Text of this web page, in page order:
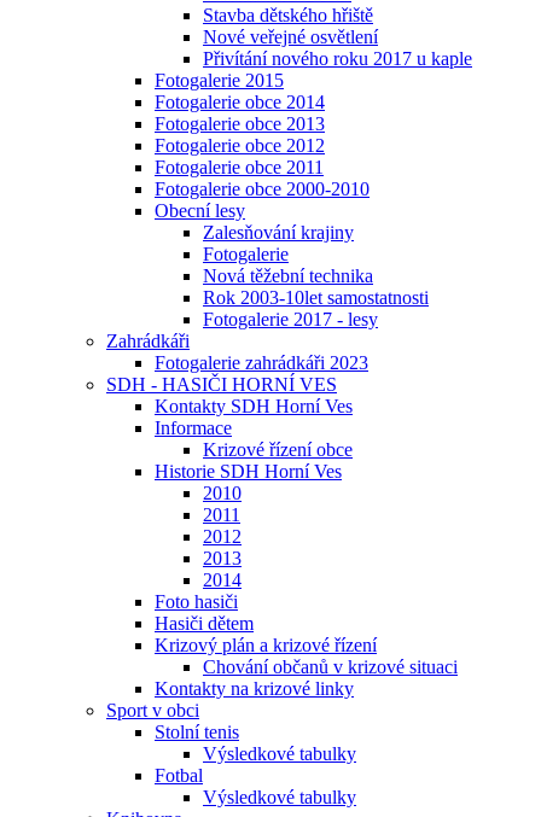
Stavba dětského hřiště
Nové veřejné osvětlení
Přivítání nového roku 2017 u kaple
Fotogalerie 2015
Fotogalerie obce 2014
Fotogalerie obce 2013
Fotogalerie obce 2012
Fotogalerie obce 2011
Fotogalerie obce 2000-2010
Obecní lesy
Zalesňování krajiny
Fotogalerie
Nová těžební technika
Rok 2003-10let samostatnosti
Fotogalerie 2017 - lesy
Zahrádkáři
Fotogalerie zahrádkáři 2023
SDH - HASIČI HORNÍ VES
Kontakty SDH Horní Ves
Informace
Krizové řízení obce
Historie SDH Horní Ves
2010
2011
2012
2013
2014
Foto hasiči
Hasiči dětem
Krizový plán a krizové řízení
Chování občanů v krizové situaci
Kontakty na krizové linky
Sport v obci
Stolní tenis
Výsledkové tabulky
Fotbal
Výsledkové tabulky